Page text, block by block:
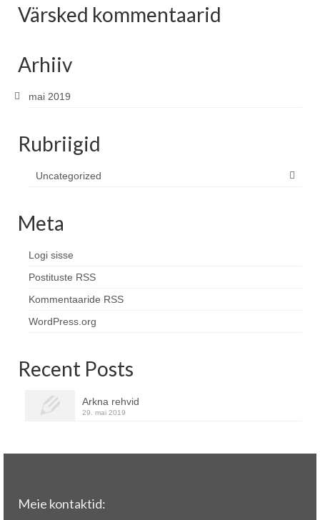
Värsked kommentaarid
Arhiiv
mai 2019
Rubriigid
Uncategorized
Meta
Logi sisse
Postituste RSS
Kommentaaride RSS
WordPress.org
Recent Posts
Arkna rehvid
29. mai 2019
Meie kontaktid: